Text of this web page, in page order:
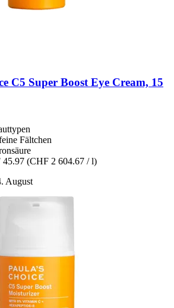
C5 Super Boost Eye Cream, 15
Fältchen
45.97 (CHF 2 604.67 / l)
August